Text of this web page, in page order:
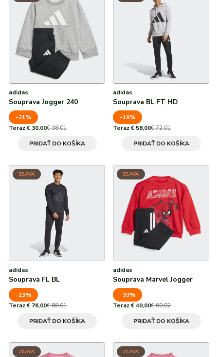
adidas Nike Puma Northfinder
Všetky značky
Všetky značky
Od najvyššej zľavy
Růžová
Vícebarevná
98
104
176
XS
S
M
XL
adidas
Souprava Jogger 240
-21%
Teraz € 30,00€ 38,01
PRIDAŤ DO KOŠÍKA
adidas
Souprava BL FT HD
-19%
Teraz € 58,00€ 72,01
PRIDAŤ DO KOŠÍKA
ZĽAVA
adidas
Souprava FL BL
-13%
Teraz € 76,00€ 88,01
PRIDAŤ DO KOŠÍKA
ZĽAVA
adidas
Souprava Marvel Jogger
-33%
Teraz € 40,00€ 60,02
PRIDAŤ DO KOŠÍKA
ZĽAVA ZĽAVA